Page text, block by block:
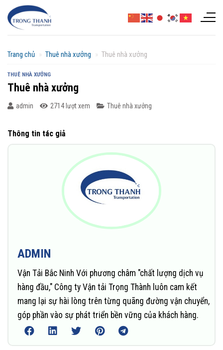
Chuyển
đến
Trang chủ » Thuê nhà xưởng » Thuê nhà xưởng
THUÊ NHÀ XƯỞNG
Thuê nhà xưởng
admin 2714 lượt xem Thuê nhà xưởng
Thông tin tác giả
ADMIN
Vận Tải Bắc Ninh Với phương châm "chất lượng dịch vụ
hàng đầu," Công ty Vận tải Trọng Thành luôn cam kết
mang lại sự hài lòng trên từng quãng đường vận chuyển,
góp phần vào sự phát triển bền vững của khách hàng.